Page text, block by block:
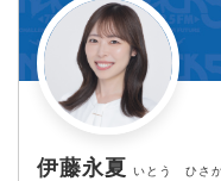
伊藤永夏 いとう ひさ